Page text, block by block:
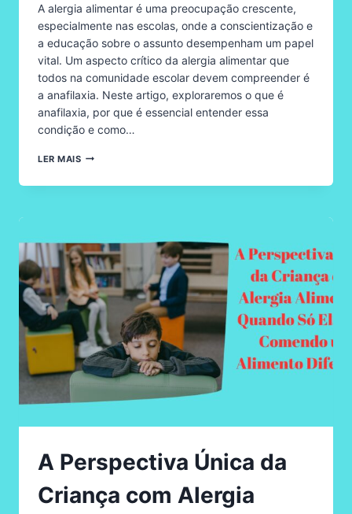
A alergia alimentar é uma preocupação crescente,
especialmente nas escolas, onde a conscientização e
a educação sobre o assunto desempenham um papel
vital. Um aspecto crítico da alergia alimentar que
todos na comunidade escolar devem compreender é
a anafilaxia. Neste artigo, exploraremos o que é
anafilaxia, por que é essencial entender essa
condição e como…
LER MAISVOCÊ
A
IMPORTÂNCIA
DE
CONHECER
ESTA
CONDIÇÃO
A Perspectiva Única da
Criança com Alergia